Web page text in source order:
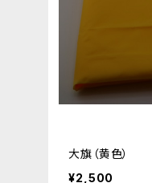
大旗（黄色）
¥2,500